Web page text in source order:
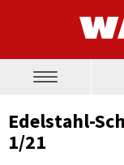
Toggle
Edelstahl-
1/21